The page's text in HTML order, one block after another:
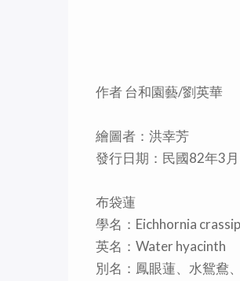
作者 台和園藝/劉英華
繪圖者：洪幸芳
發行日期：民國82年3
布袋蓮
學名：Eichhornia
英名：Water hyacinth
別名：鳳眼蓮、水鴛鴦